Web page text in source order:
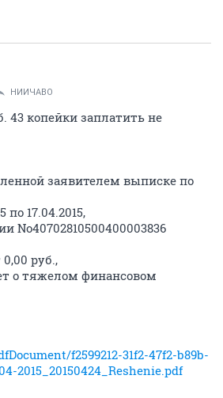
НИИЧАВО
43 копейки заплатить не
заявителем выписке по
по 17.04.2015,
No40702810500400003836
руб.,
о тяжелом финансовом
f2599212-31f2-47f2-b89b-
2015_20150424_Reshenie.pdf